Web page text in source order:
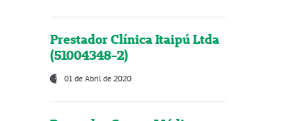
Prestador Clínica Itaipú Ltda
(51004348-2)
01 de Abril de 2020